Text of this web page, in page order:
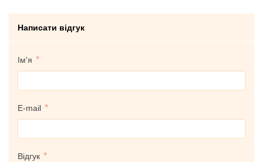
Написати відгук
Ім'я
E-mail
Відгук